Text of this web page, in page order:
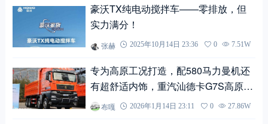
豪沃TX纯电动搅拌车——零排放，但
实力满分！
张赫 2025年10月14日 23:36 0 7.51W
专为高原工况打造，配580马力曼机还
有超舒适内饰，重汽汕德卡G7S高原版
自卸车实拍
布嘎 2026年1月14日 23:11 0 27.86W